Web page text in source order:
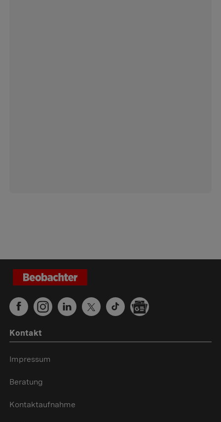
Kontakt
Impressum
Beratung
Kontaktaufnahme